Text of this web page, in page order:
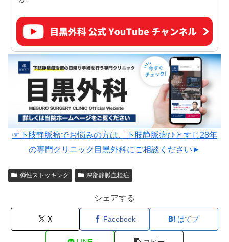
☞下肢静脈瘤でお悩みの方は、下肢静脈瘤ひとすじ28年
の専門クリニック目黒外科にご相談ください►
弾性ストッキング 深部静脈血栓症
シェアする
X Facebook はてブ